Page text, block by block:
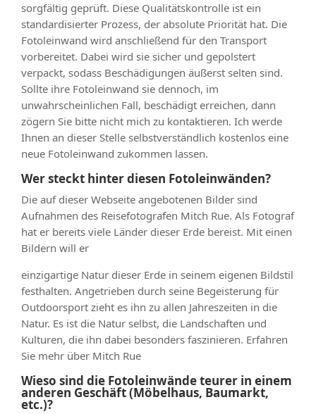
sorgfältig geprüft. Diese Qualitätskontrolle ist ein
standardisierter Prozess, der absolute Priorität hat. Die
Fotoleinwand wird anschließend für den Transport
vorbereitet. Dabei wird sie sicher und gepolstert
verpackt, sodass Beschädigungen äußerst selten sind.
Sollte ihre Fotoleinwand sie dennoch, im
unwahrscheinlichen Fall, beschädigt erreichen, dann
zögern Sie bitte nicht mich zu kontaktieren. Ich werde
Ihnen an dieser Stelle selbstverständlich kostenlos eine
neue Fotoleinwand zukommen lassen.
Wer steckt hinter diesen Fotoleinwänden?
Die auf dieser Webseite angebotenen Bilder sind
Aufnahmen des Reisefotografen Mitch Rue. Als Fotograf
hat er bereits viele Länder dieser Erde bereist. Mit einen
Bildern will er
einzigartige Natur dieser Erde in seinem eigenen Bildstil
festhalten. Angetrieben durch seine Begeisterung für
Outdoorsport zieht es ihn zu allen Jahreszeiten in die
Natur. Es ist die Natur selbst, die Landschaften und
Kulturen, die ihn dabei besonders faszinieren. Erfahren
Sie mehr über Mitch Rue
Wieso sind die Fotoleinwände teurer in einem
anderen Geschäft (Möbelhaus, Baumarkt,
etc.)?